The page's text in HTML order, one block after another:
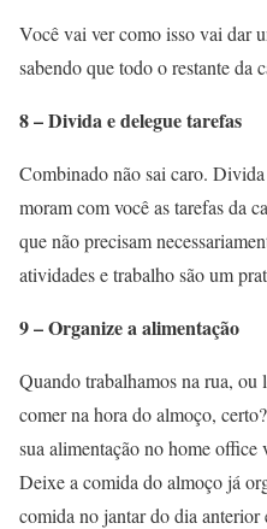
Você vai ver como isso vai dar
sabendo que todo o restante da
8 – Divida e delegue tarefas
Combinado não sai caro. Divida
moram com você as tarefas da
que não precisam
atividades e trabalho são um
9 – Organize a alimentação
Quando trabalhamos na rua, ou
comer na hora do almoço,
sua alimentação no home
Deixe a comida do almoço já
comida no jantar do dia